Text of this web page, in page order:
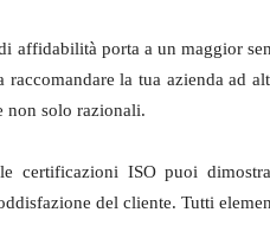
affidabilità porta a un maggior
raccomandare la tua azienda ad
non solo razionali.
certificazioni ISO puoi
del cliente. Tutti